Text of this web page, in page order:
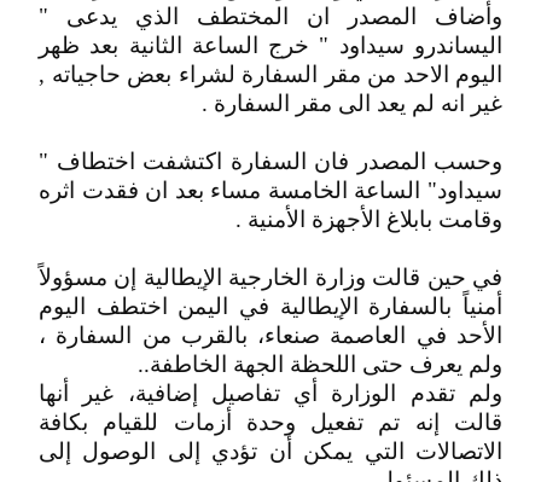
وأضاف المصدر ان المختطف الذي يدعى "
اليساندرو سيداود " خرج الساعة الثانية بعد ظهر
اليوم الاحد من مقر السفارة لشراء بعض حاجياته ,
غير انه لم يعد الى مقر السفارة .
وحسب المصدر فان السفارة اكتشفت اختطاف "
سيداود" الساعة الخامسة مساء بعد ان فقدت اثره
وقامت بابلاغ الأجهزة الأمنية .
في حين قالت وزارة الخارجية الإيطالية إن مسؤولاً
أمنياً بالسفارة الإيطالية في اليمن اختطف اليوم
الأحد في العاصمة صنعاء، بالقرب من السفارة ،
ولم يعرف حتى اللحظة الجهة الخاطفة..
ولم تقدم الوزارة أي تفاصيل إضافية، غير أنها
قالت إنه تم تفعيل وحدة أزمات للقيام بكافة
الاتصالات التي يمكن أن تؤدي إلى الوصول إلى